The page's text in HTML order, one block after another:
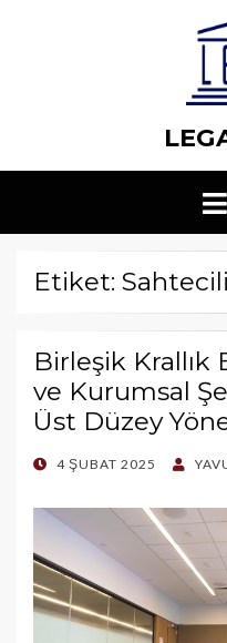
Etiket:
Birleşik Krallık
ve Kurumsal
Üst Düzey
POSTED
4 ŞUBAT 2025